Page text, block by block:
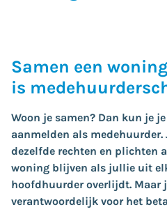
Samen een
is
Woon je samen? Dan kun je
aanmelden als medehuurder.
dezelfde rechten en plichten
woning blijven als jullie uit
hoofdhuurder overlijdt. Maar
verantwoordelijk voor het